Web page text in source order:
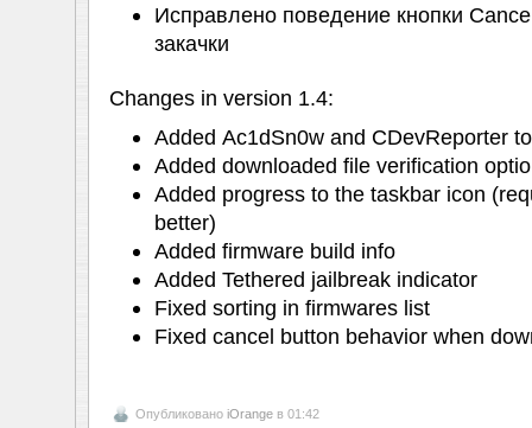
Исправлено поведение кнопки
закачки
Changes in version 1.4:
Added Ac1dSn0w and CDevReporter
Added downloaded file verification
Added progress to the taskbar icon
better)
Added firmware build info
Added Tethered jailbreak indicator
Fixed sorting in firmwares list
Fixed cancel button behavior when
Опубликовано iOrangeв 01:42